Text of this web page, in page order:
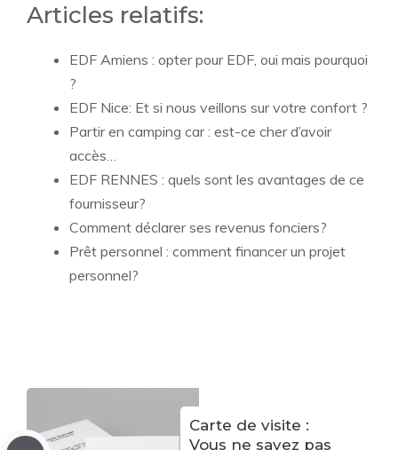
Articles relatifs:
EDF Amiens : opter pour EDF, oui mais pourquoi
?
EDF Nice: Et si nous veillons sur votre confort ?
Partir en camping car : est-ce cher d’avoir
accès…
EDF RENNES : quels sont les avantages de ce
fournisseur?
Comment déclarer ses revenus fonciers?
Prêt personnel : comment financer un projet
personnel?
Carte de visite :
Vous ne savez pas